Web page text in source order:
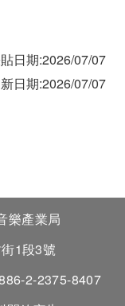
日期:2026/07/07
日期:2026/07/07
樂產業局
1段3號
2-2375-8407